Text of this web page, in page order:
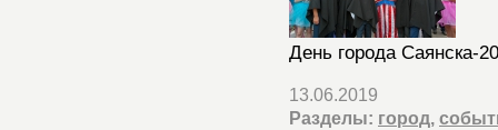
День города Саянска-
13.06.2019
Разделы: город,